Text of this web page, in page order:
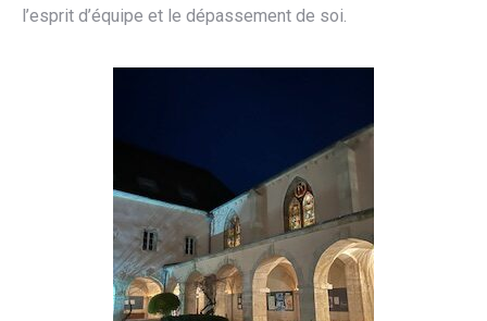
l’esprit d’équipe et le dépassement de soi.